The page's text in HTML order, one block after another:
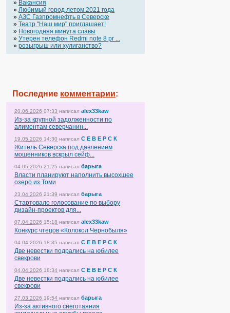
» Вакансия
» Любимый город летом 2021 года
» АЗС Газпромнефть в Северске
» Театр "Наш мир" приглашает!
» Новогодняя минута славы
» Утерен телефон Redmi note 8 pr ...
» розыгрыш или хулиганство?
Последние комментарии:
20.06.2026 07:33 написал alex33kaw
Из-за крупной задолженности по
алиментам северчанин...
19.05.2026 14:30 написал С Е В Е Р С К
Житель Северска под давлением
мошенников вскрыл сейф...
04.05.2026 21:25 написал барыга
Власти планируют наполнить высохшее
озеро из Томи
23.04.2026 21:39 написал барыга
Стартовало голосование по выбору
дизайн-проектов для...
07.04.2026 15:18 написал alex33kaw
Конкурс чтецов «Колокол Чернобыля»
04.04.2026 18:35 написал С Е В Е Р С К
Две невестки подрались на юбилее
свекрови
04.04.2026 18:34 написал С Е В Е Р С К
Две невестки подрались на юбилее
свекрови
27.03.2026 19:54 написал барыга
Из-за активного снеготаяния